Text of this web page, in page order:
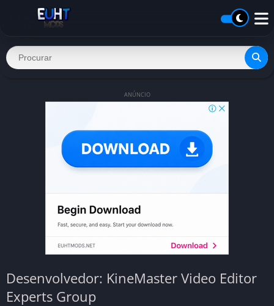
ANÚNCIO
Desenvolvedor: KineMaster Video Editor
Experts Group